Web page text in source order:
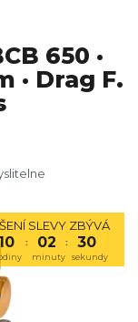
650 ·
· Drag F.
SLEVY ZBÝVÁ
: 02 : 29
minuty sekundy